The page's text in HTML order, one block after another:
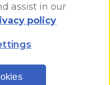
assist in our
policy